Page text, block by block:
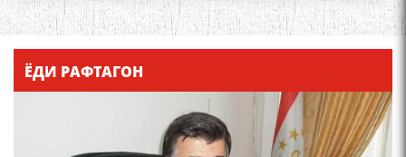
Қадамҷо - Лоҳутӣ
ЁДИ РАФТАГОН